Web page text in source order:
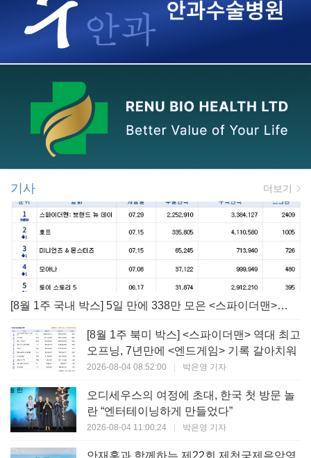
기사 더보기
[8월 1주 국내 박스] 5일 만에 338만 모은 <스파이더맨> 극장가 235% 대반등, <호프>는 400만 돌파
[8월 1주 북미 박스] <스파이더맨> 역대 최고
오프닝, 7년만에 <엔드게임> 기록 갈아치워
2026-08-04 08:52:00 | 박은영 기자
오디세우스의 여정에 초대, 한국 첫 방문 놀
란 “엔터테이닝하게 만들었다”
2026-08-04 11:00:24 | 박은영 기자
안재홍과 함께하는 제22회 제천국제음악영